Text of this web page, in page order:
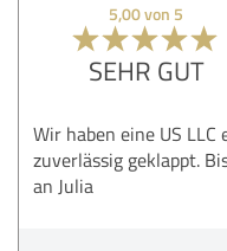
5,00 von 5
SEHR GUT
Wir haben eine US
zuverlässig geklappt.
an Julia